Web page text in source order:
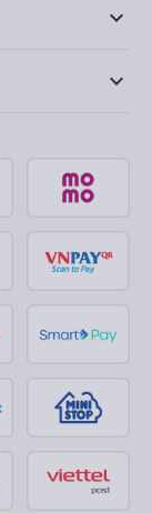
keyboard_arrow_down
keyboard_arrow_down